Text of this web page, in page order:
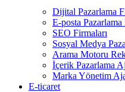
Dijital Pazarlama
E-posta Pazarlama
SEO Firmaları
Sosyal Medya
Arama Motoru
İçerik Pazarlama
Marka Yönetim
E-ticaret